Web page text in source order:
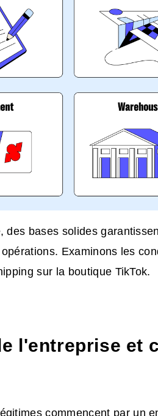
des bases solides
Examinons les
sur la boutique TikTok.
l'entreprise et
commencent par un